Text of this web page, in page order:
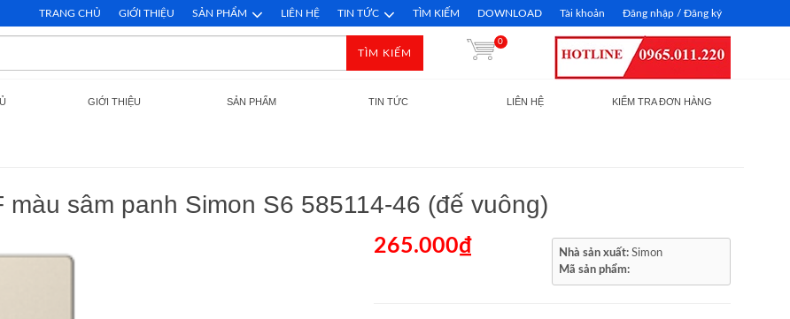
TRANG CHỦ GIỚI THIỆU SẢN PHẨM LIÊN HỆ TIN TỨC TÌM KIẾM DOWNLOAD Tài khoản Đăng nhập / Đăng ký
TÌM KIẾM
0
GIỚI THIỆU SẢN PHẨM TIN TỨC LIÊN HỆ KIỂM TRA ĐƠN HÀNG
sâm panh Simon S6 585114-46 (đế vuông)
265.000₫ Nhà sản xuất:Simon
Mã sản phẩm: